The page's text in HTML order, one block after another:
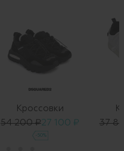
Кроссовки
54 200 ₽27 100 ₽
-50%
37